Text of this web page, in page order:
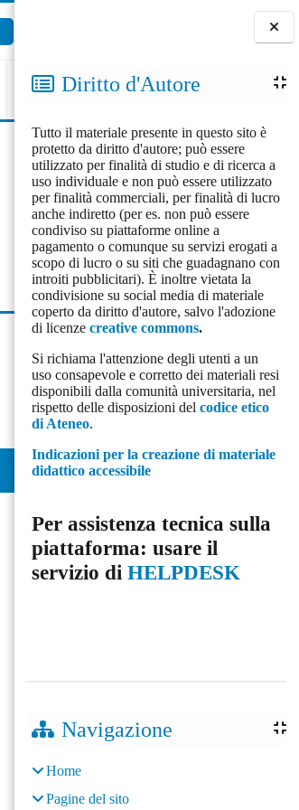
Blocchi
Diritto d'Autore
Tutto il materiale presente in questo sito è
protetto da diritto d'autore; può essere
utilizzato per finalità di studio e di ricerca a
uso individuale e non può essere utilizzato
per finalità commerciali, per finalità di lucro
anche indiretto (per es. non può essere
condiviso su piattaforme online a
pagamento o comunque su servizi erogati a
scopo di lucro o su siti che guadagnano con
introiti pubblicitari). È inoltre vietata la
condivisione su social media di materiale
coperto da diritto d'autore, salvo l'adozione
di licenzecreative commons.
Si richiama l'attenzione degli utenti a un
uso consapevole e corretto dei materiali resi
disponibili dalla comunità universitaria, nel
rispetto delle disposizioni delcodice etico
di Ateneo.
Indicazioni per la creazione di materiale
didattico accessibile
Per assistenza tecnica sulla
piattaforma: usare il
servizio diHELPDESK
Navigazione
Home
Pagine del sito